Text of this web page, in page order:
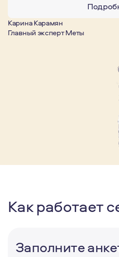
Карина Карамян
Главный эксперт Меты
Как работает
Заполните